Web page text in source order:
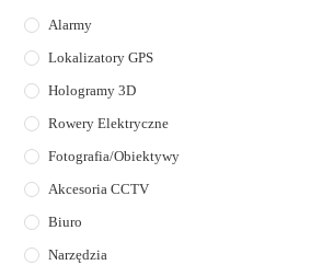
Alarmy
Lokalizatory GPS
Hologramy 3D
Rowery Elektryczne
Fotografia/Obiektywy
Akcesoria CCTV
Biuro
Narzędzia